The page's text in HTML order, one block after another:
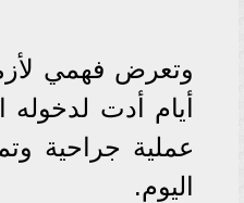
وتعرض فهمي
أيام أدت
عملية جراحية
اليوم.